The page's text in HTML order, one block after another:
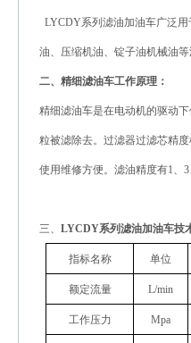
LYCDY系列滤油加油车广泛
油、压缩机油、锭子油机械油
二、精细滤油车工作原理：
精细滤油车是在电动机的驱动
粒被滤除去。过滤器过滤芯精
使用维修方便。滤油精度有1、
三、 LYCDY系列滤油加油车技
指标名称 单位
额定流量 L/min
工作压力 Mpa